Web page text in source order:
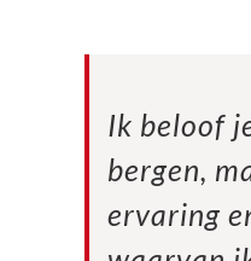
Ik beloof
bergen,
ervaring